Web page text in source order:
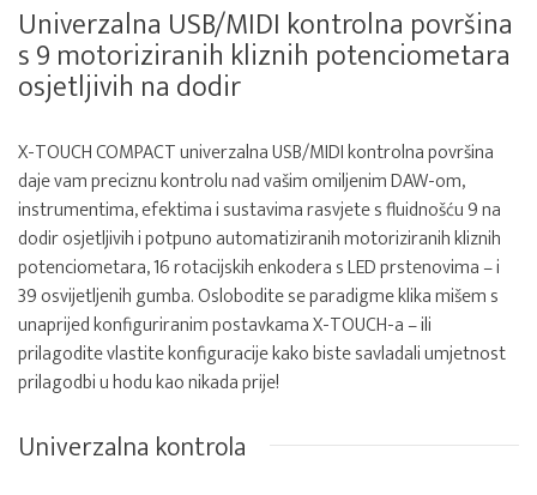
Univerzalna USB/MIDI kontrolna površina
s 9 motoriziranih kliznih potenciometara
osjetljivih na dodir
X-TOUCH COMPACT univerzalna USB/MIDI kontrolna površina
daje vam preciznu kontrolu nad vašim omiljenim DAW-om,
instrumentima, efektima i sustavima rasvjete s fluidnošću 9 na
dodir osjetljivih i potpuno automatiziranih motoriziranih kliznih
potenciometara, 16 rotacijskih enkodera s LED prstenovima – i
39 osvijetljenih gumba. Oslobodite se paradigme klika mišem s
unaprijed konfiguriranim postavkama X-TOUCH-a – ili
prilagodite vlastite konfiguracije kako biste savladali umjetnost
prilagodbi u hodu kao nikada prije!
Univerzalna kontrola